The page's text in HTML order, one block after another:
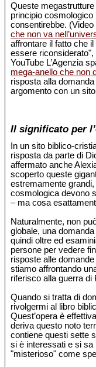
Queste
principio cosmologico
consentirebbe.
che non va
affrontare il fatto che
essere
YouTube L’Agenzia
mega-anello che non
risposta alla
argomento con un
Il significato per
In un sito biblico-
risposta da parte di
affermato anche
scoperto queste
estremamente
cosmologica devono
– ma cosa
Naturalmente, non
globale, una
quindi oltre ed
persone per vedere
risposte alle
stiamo affrontando
riferisco alla guerra di
Quando si tratta di
rivolgermi al libro
Quest’opera è
deriva questo noto
contiene questi sette
si è interessati e si sa
"misterioso" come